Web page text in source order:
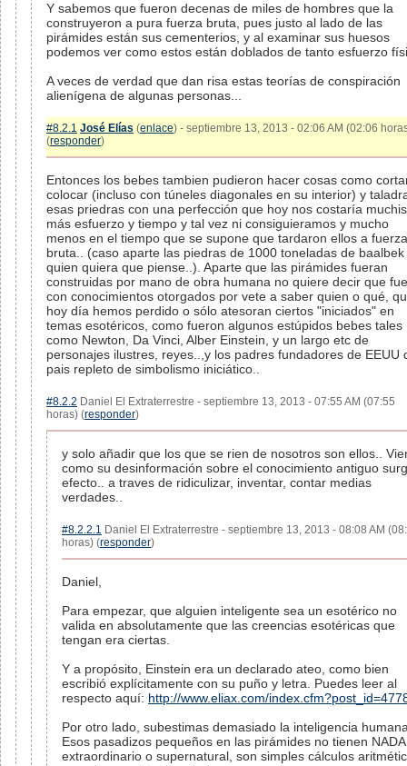
Y sabemos que fueron decenas de miles de hombres que la
construyeron a pura fuerza bruta, pues justo al lado de las
pirámides están sus cementerios, y al examinar sus huesos
podemos ver como estos están doblados de tanto esfuerzo
A veces de verdad que dan risa estas teorías de conspiración
alienígena de algunas personas...
#8.2.1 José Elías (enlace) - septiembre 13, 2013 - 02:06 AM (02:06
(responder)
Entonces los bebes tambien pudieron hacer cosas como
colocar (incluso con túneles diagonales en su interior) y
esas priedras con una perfección que hoy nos costaría
más esfuerzo y tiempo y tal vez ni consiguieramos y mucho
menos en el tiempo que se supone que tardaron ellos a fuerza
bruta.. (caso aparte las piedras de 1000 toneladas de baalbek
quien quiera que piense..). Aparte que las pirámides fueran
construidas por mano de obra humana no quiere decir que
con conocimientos otorgados por vete a saber quien o qué,
hoy día hemos perdido o sólo atesoran ciertos "iniciados" en
temas esotéricos, como fueron algunos estúpidos bebes tales
como Newton, Da Vinci, Alber Einstein, y un largo etc de
personajes ilustres, reyes..,y los padres fundadores de EEUU
pais repleto de simbolismo iniciático..
#8.2.2 Daniel El Extraterrestre - septiembre 13, 2013 - 07:55 AM (07:55
horas) (responder)
y solo añadir que los que se rien de nosotros son ellos..
como su desinformación sobre el conocimiento antiguo
efecto.. a traves de ridiculizar, inventar, contar medias
verdades..
#8.2.2.1 Daniel El Extraterrestre - septiembre 13, 2013 - 08:08 AM
horas) (responder)
Daniel,
Para empezar, que alguien inteligente sea un esotérico no
valida en absolutamente que las creencias esotéricas que
tengan era ciertas.
Y a propósito, Einstein era un declarado ateo, como bien
escribió explícitamente con su puño y letra. Puedes leer al
respecto aquí: http://www.eliax.com/
Por otro lado, subestimas demasiado la inteligencia
Esos pasadizos pequeños en las pirámides no tienen
extraordinario o supernatural, son simples cálculos